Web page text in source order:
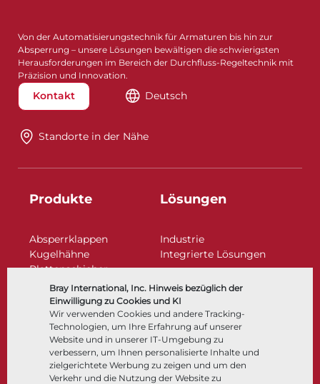
Bray International, Inc. Hinweis bezüglich der
Einwilligung zu Cookies und KI
Wir verwenden Cookies und andere Tracking-
Technologien, um Ihre Erfahrung auf unserer
Website und in unserer IT-Umgebung zu
verbessern, um Ihnen personalisierte Inhalte und
zielgerichtete Werbung zu zeigen und um den
Verkehr und die Nutzung der Website zu
Von der Automatisierungstechnik für Armaturen bis hin zur
Absperrung – unsere Lösungen bewältigen die schwierigsten
Herausforderungen im Bereich der Durchfluss-Regeltechnik mit
Präzision und Innovation.
Kontakt Deutsch
Standorte in der Nähe​​​​​​​
Produkte
Absperrklappen
Kugelhähne
Plattenschieber
Regelarmaturen
Rückschlagklappen
Antriebe | Betätigungen
Steuer- und Regeltechnik
Tieftemperatur​​​​​​​
Lösungen
Industrie
Integrierte Lösungen
Unternehmen Dokumentation